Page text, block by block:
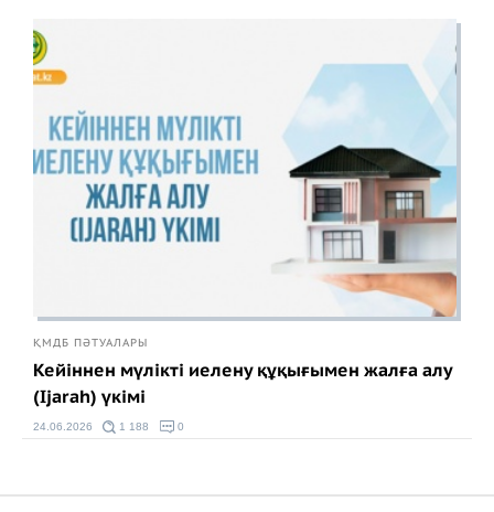
ҚМДБ ПӘТУАЛАРЫ
Кейіннен мүлікті иелену құқығымен жалға алу
(Ijarah) үкімі
24.06.2026 1 188 0